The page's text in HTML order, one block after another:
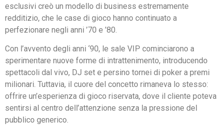
esclusivi creò un modello di business estremamente
redditizio, che le case di gioco hanno continuato a
perfezionare negli anni ’70 e ’80.
Con l’avvento degli anni ‘90, le sale VIP cominciarono a
sperimentare nuove forme di intrattenimento, introducendo
spettacoli dal vivo, DJ set e persino tornei di poker a premi
milionari. Tuttavia, il cuore del concetto rimaneva lo stesso:
offrire un’esperienza di gioco riservata, dove il cliente poteva
sentirsi al centro dell’attenzione senza la pressione del
pubblico generico.